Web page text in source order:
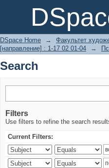
Search
DSpace Home → Факультет
[направление] : 1-17 02 01-04
→
Search
Filters
Use filters to refine the search
Current Filters: